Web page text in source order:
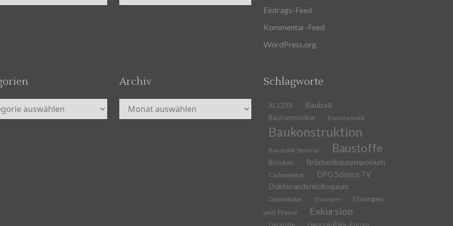
Eintrags-Feed
Kommentar-Feed
WordPress.org
Archiv
Archiv
Schlagworte
ACCESS Bauball
Bauharmoniker Bauinformatik
Baukonstruktion
Baustatik-Seminar Baustoffe
Brücken Brückenbausymposium
Carbonbeton
DFG Science TV
Doktorandenkolloquium
Doppeldiplom Ehrungen
Ehrungen
und Preise
Exkursion
Geologie George-Bähr-Forum